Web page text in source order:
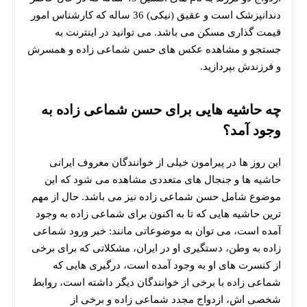
دندانپزشک است و عقیق (نیکی) 36 ساله که کارشناس امور
قیمت گذاری مسکن می باشد. می توانید در اینترنت به
جستجو و مشاهده عکس های حسن شماعی زاده و همسرش
و فرزندش بپردازید.
چه حاشیه هایی برای حسن شماعی زاده به
وجود آمد؟
این روز ها در پیرامون خیلی از خوانندگان معروف ایرانی
حاشیه‌ ها و جنجال های متعددی مشاهده می‌ شود که این
موضوع شامل حسن شماعی زاده نیز می‌ باشد. حال از مهم
ترین حاشیه هایی که تا به اکنون برای شماعی زاده به وجود
آمده است، می‌ توان به موضوعاتی مانند: خبر ورود شماعی‌
زاده به وطن، دستگیری او در ایران، مشکلاتی که برای برخی
از کنسرت های او به وجود آمده است، درگیری هایی که
شماعی زاده با برخی از خوانندگان دیگر داشته است، روابط
شخصی‌ اش، ازدواج مجدد شماعی زاده و برخی از